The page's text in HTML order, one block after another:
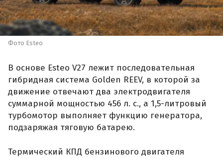
Фото Esteo
В основе Esteo V27 лежит последовательная
гибридная система Golden REEV, в которой за
движение отвечают два электродвигателя
суммарной мощностью 456 л. с., а 1,5-литровый
турбомотор выполняет функцию генератора,
подзаряжая тяговую батарею.
Термический КПД бензинового двигателя